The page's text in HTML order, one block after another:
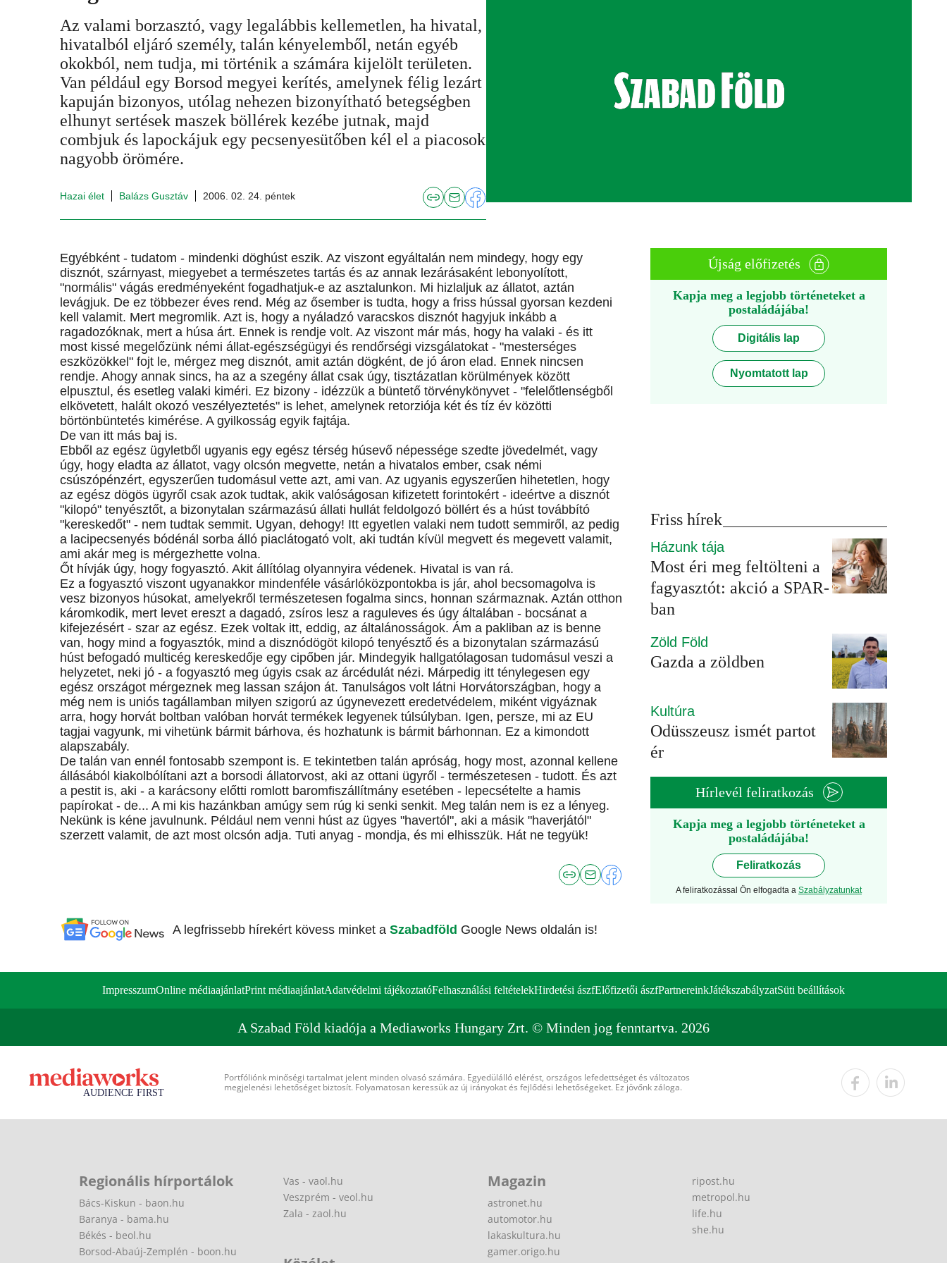
Az valami borzasztó, vagy legalábbis kellemetlen, ha hivatal,
hivatalból eljáró személy, talán kényelemből, netán egyéb
okokból, nem tudja, mi történik a számára kijelölt területen.
Van például egy Borsod megyei kerítés, amelynek félig lezárt
kapuján bizonyos, utólag nehezen bizonyítható betegségben
elhunyt sertések maszek böllérek kezébe jutnak, majd
combjuk és lapockájuk egy pecsenyesütőben kél el a piacosok
nagyobb örömére.
Hazai élet Balázs Gusztáv 2006. 02. 24. péntek
Egyébként - tudatom - mindenki döghúst eszik. Az viszont egyáltalán nem mindegy, hogy egy
disznót, szárnyast, miegyebet a természetes tartás és az annak lezárásaként lebonyolított,
"normális" vágás eredményeként fogadhatjuk-e az asztalunkon. Mi hizlaljuk az állatot, aztán
levágjuk. De ez többezer éves rend. Még az ősember is tudta, hogy a friss hússal gyorsan kezdeni
kell valamit. Mert megromlik. Azt is, hogy a nyáladzó varacskos disznót hagyjuk inkább a
ragadozóknak, mert a húsa árt. Ennek is rendje volt. Az viszont már más, hogy ha valaki - és itt
most kissé megelőzünk némi állat-egészségügyi és rendőrségi vizsgálatokat - "mesterséges
eszközökkel" fojt le, mérgez meg disznót, amit aztán dögként, de jó áron elad. Ennek nincsen
rendje. Ahogy annak sincs, ha az a szegény állat csak úgy, tisztázatlan körülmények között
elpusztul, és esetleg valaki kiméri. Ez bizony - idézzük a büntető törvénykönyvet - "felelőtlenségből
elkövetett, halált okozó veszélyeztetés" is lehet, amelynek retorziója két és tíz év közötti
börtönbüntetés kimérése. A gyilkosság egyik fajtája.
De van itt más baj is.
Ebből az egész ügyletből ugyanis egy egész térség húsevő népessége szedte jövedelmét, vagy
úgy, hogy eladta az állatot, vagy olcsón megvette, netán a hivatalos ember, csak némi
csúszópénzért, egyszerűen tudomásul vette azt, ami van. Az ugyanis egyszerűen hihetetlen, hogy
az egész dögös ügyről csak azok tudtak, akik valóságosan kifizetett forintokért - ideértve a disznót
"kilopó" tenyésztőt, a bizonytalan származású állati hullát feldolgozó böllért és a húst továbbító
"kereskedőt" - nem tudtak semmit. Ugyan, dehogy! Itt egyetlen valaki nem tudott semmiről, az pedig
a lacipecsenyés bódénál sorba álló piaclátogató volt, aki tudtán kívül megvett és megevett valamit,
ami akár meg is mérgezhette volna.
Őt hívják úgy, hogy fogyasztó. Akit állítólag olyannyira védenek. Hivatal is van rá.
Ez a fogyasztó viszont ugyanakkor mindenféle vásárlóközpontokba is jár, ahol becsomagolva is
vesz bizonyos húsokat, amelyekről természetesen fogalma sincs, honnan származnak. Aztán otthon
káromkodik, mert levet ereszt a dagadó, zsíros lesz a raguleves és úgy általában - bocsánat a
kifejezésért - szar az egész. Ezek voltak itt, eddig, az általánosságok. Ám a pakliban az is benne
van, hogy mind a fogyasztók, mind a disznódögöt kilopó tenyésztő és a bizonytalan származású
húst befogadó multicég kereskedője egy cipőben jár. Mindegyik hallgatólagosan tudomásul veszi a
helyzetet, neki jó - a fogyasztó meg úgyis csak az árcédulát nézi. Márpedig itt ténylegesen egy
egész országot mérgeznek meg lassan szájon át. Tanulságos volt látni Horvátországban, hogy a
még nem is uniós tagállamban milyen szigorú az úgynevezett eredetvédelem, miként vigyáznak
arra, hogy horvát boltban valóban horvát termékek legyenek túlsúlyban. Igen, persze, mi az EU
tagjai vagyunk, mi vihetünk bármit bárhova, és hozhatunk is bármit bárhonnan. Ez a kimondott
alapszabály.
De talán van ennél fontosabb szempont is. E tekintetben talán apróság, hogy most, azonnal kellene
állásából kiakolbólítani azt a borsodi állatorvost, aki az ottani ügyről - természetesen - tudott. És azt
a pestit is, aki - a karácsony előtti romlott baromfiszállítmány esetében - lepecsételte a hamis
papírokat - de... A mi kis hazánkban amúgy sem rúg ki senki senkit. Meg talán nem is ez a lényeg.
Nekünk is kéne javulnunk. Például nem venni húst az ügyes "havertól", aki a másik "haverjától"
szerzett valamit, de azt most olcsón adja. Tuti anyag - mondja, és mi elhisszük. Hát ne tegyük!
A legfrissebb hírekért kövess minket a Szabadföld Google News oldalán is!
Újság előfizetés
Kapja meg a legjobb történeteket a
postaládájába!
Digitális lap
Nyomtatott lap
Friss hírek
Házunk tája
Most éri meg feltölteni a
fagyasztót: akció a SPAR-
ban
Zöld Föld
Gazda a zöldben
Kultúra
Odüsszeusz ismét partot
ér
Hírlevél feliratkozás
Kapja meg a legjobb történeteket a
postaládájába!
Feliratkozás
A feliratkozással Ön elfogadta a Szabályzatunkat
ImpresszumOnline médiaajánlatPrint médiaajánlatAdatvédelmi tájékoztatóFelhasználási feltételekHirdetési ászfElőfizetői ászfPartnereinkJátékszabályzatSüti beállítások
A Szabad Föld kiadója a Mediaworks Hungary Zrt. © Minden jog fenntartva. 2026
Portfóliónk minőségi tartalmat jelent minden olvasó számára. Egyedülálló elérést, országos lefedettséget és változatos
megjelenési lehetőséget biztosít. Folyamatosan keressük az új irányokat és fejlődési lehetőségeket. Ez jövőnk záloga.
Regionális hírportálok
Bács-Kiskun - baon.hu
Baranya - bama.hu
Békés - beol.hu
Borsod-Abaúj-Zemplén - boon.hu
Vas - vaol.hu
Veszprém - veol.hu
Zala - zaol.hu
Magazin
astronet.hu
automotor.hu
lakaskultura.hu
gamer.origo.hu
ripost.hu
metropol.hu
life.hu
she.hu